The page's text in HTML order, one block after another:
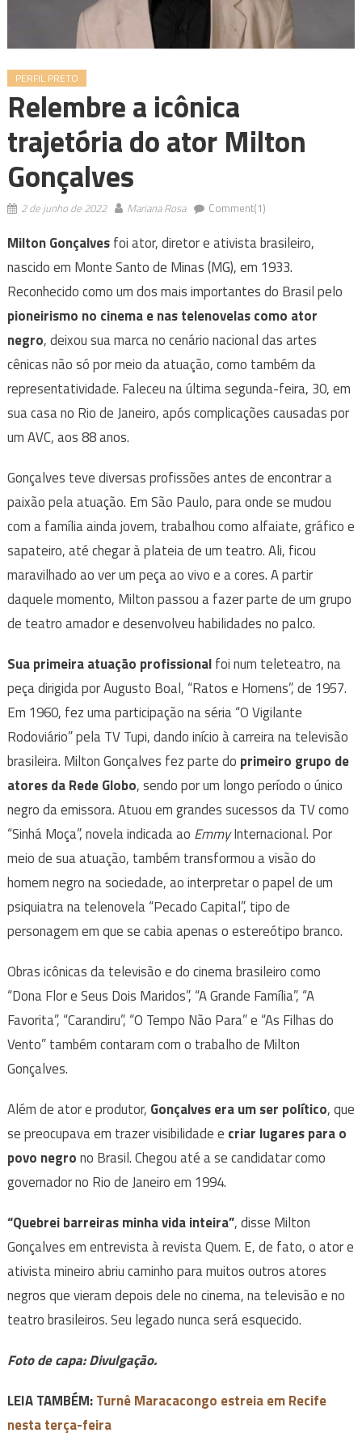
PERFIL PRETO
Relembre a icônica
trajetória do ator Milton
Gonçalves
2 de junho de 2022 Mariana Rosa Comment(1)
Milton Gonçalvesfoi ator, diretor e ativista brasileiro,
nascido em Monte Santo de Minas (MG), em 1933.
Reconhecido como um dos mais importantes do Brasil pelo
pioneirismo no cinema e nas telenovelas como ator
negro, deixou sua marca no cenário nacional das artes
cênicas não só por meio da atuação, como também da
representatividade. Faleceu na última segunda-feira, 30, em
sua casa no Rio de Janeiro, após complicações causadas por
um AVC, aos 88 anos.
Gonçalves teve diversas profissões antes de encontrar a
paixão pela atuação. Em São Paulo, para onde se mudou
com a família ainda jovem, trabalhou como alfaiate, gráfico e
sapateiro, até chegar à plateia de um teatro. Ali, ficou
maravilhado ao ver um peça ao vivo e a cores. A partir
daquele momento, Milton passou a fazer parte de um grupo
de teatro amador e desenvolveu habilidades no palco.
Sua primeira atuação profissionalfoi num teleteatro, na
peça dirigida por Augusto Boal, “Ratos e Homens”, de 1957.
Em 1960, fez uma participação na séria “O Vigilante
Rodoviário” pela TV Tupi, dando início à carreira na televisão
brasileira. Milton Gonçalves fez parte do primeiro grupo de
atores da Rede Globo, sendo por um longo período o único
negro da emissora. Atuou em grandes sucessos da TV como
“Sinhá Moça”, novela indicada ao EmmyInternacional. Por
meio de sua atuação, também transformou a visão do
homem negro na sociedade, ao interpretar o papel de um
psiquiatra na telenovela “Pecado Capital”, tipo de
personagem em que se cabia apenas o estereótipo branco.
Obras icônicas da televisão e do cinema brasileiro como
“Dona Flor e Seus Dois Maridos”, “A Grande Família”, “A
Favorita”, “Carandiru”, “O Tempo Não Para” e “As Filhas do
Vento” também contaram com o trabalho de Milton
Gonçalves.
Além de ator e produtor, Gonçalves era um ser político, que
se preocupava em trazer visibilidade e criar lugares para o
povo negrono Brasil. Chegou até a se candidatar como
governador no Rio de Janeiro em 1994.
“Quebrei barreiras minha vida inteira”, disse Milton
Gonçalves em entrevista à revista Quem. E, de fato, o ator e
ativista mineiro abriu caminho para muitos outros atores
negros que vieram depois dele no cinema, na televisão e no
teatro brasileiros. Seu legado nunca será esquecido.
Foto de capa: Divulgação.
LEIA TAMBÉM:Turnê Maracacongo estreia em Recife
nesta terça-feira